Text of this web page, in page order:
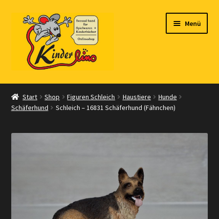
Navigation
springen
Zum
Inhalt
springen
Menü
Start
Vertrag widerrufen
Shop
Zahlungsarten
Start Shop Figuren Schleich Haustiere
Hunde
Schäferhund
Schleich – 16831 Schäferhund (Fähnchen)